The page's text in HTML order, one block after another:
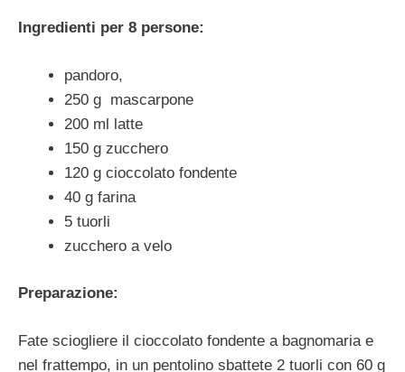
Ingredienti per 8 persone:
pandoro,
250 g mascarpone
200 ml latte
150 g zucchero
120 g cioccolato fondente
40 g farina
5 tuorli
zucchero a velo
Preparazione:
Fate sciogliere il cioccolato fondente a bagnomaria e
nel frattempo, in un pentolino sbattete 2 tuorli con 60 g